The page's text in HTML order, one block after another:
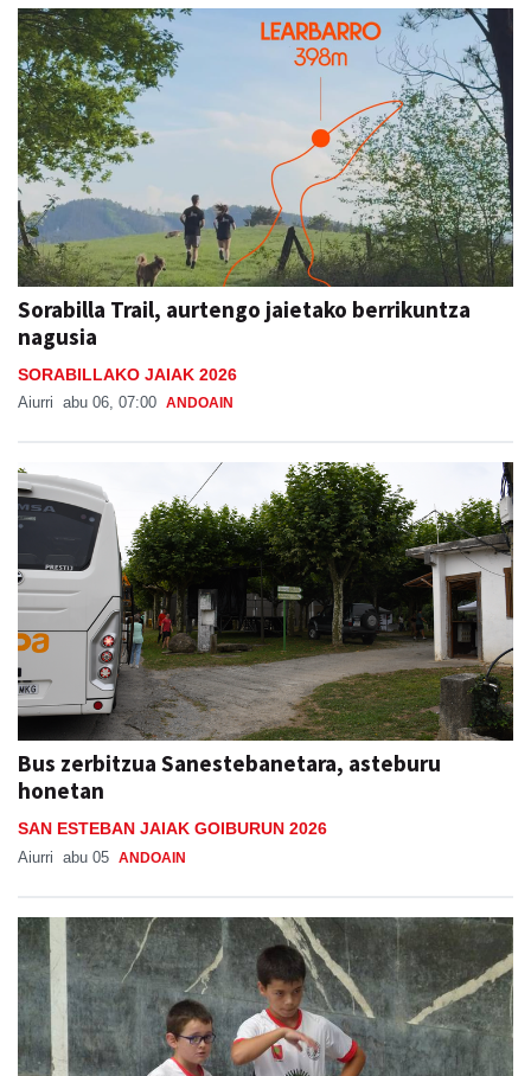
Sorabilla Trail, aurtengo jaietako berrikuntza
nagusia
SORABILLAKO JAIAK 2026
Aiurri abu 06, 07:00 ANDOAIN
Bus zerbitzua Sanestebanetara, asteburu
honetan
SAN ESTEBAN JAIAK GOIBURUN 2026
Aiurri abu 05 ANDOAIN